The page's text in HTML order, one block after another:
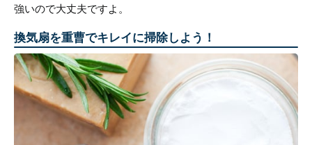
強いので大丈夫ですよ。
換気扇を重曹でキレイに掃除しよう！